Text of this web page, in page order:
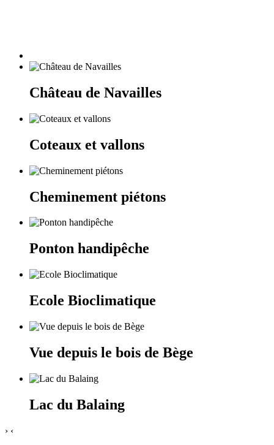
Château de Navailles
Coteaux et vallons
Cheminement piétons
Ponton handipêche
Ecole Bioclimatique
Vue depuis le bois de Bège
Lac du Balaing
› ‹